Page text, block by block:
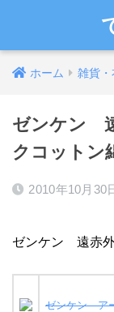
ホーム 雑貨・
ゼンケン
クコットン
2010年10月30
ゼンケン 遠赤
ゼンケン ア